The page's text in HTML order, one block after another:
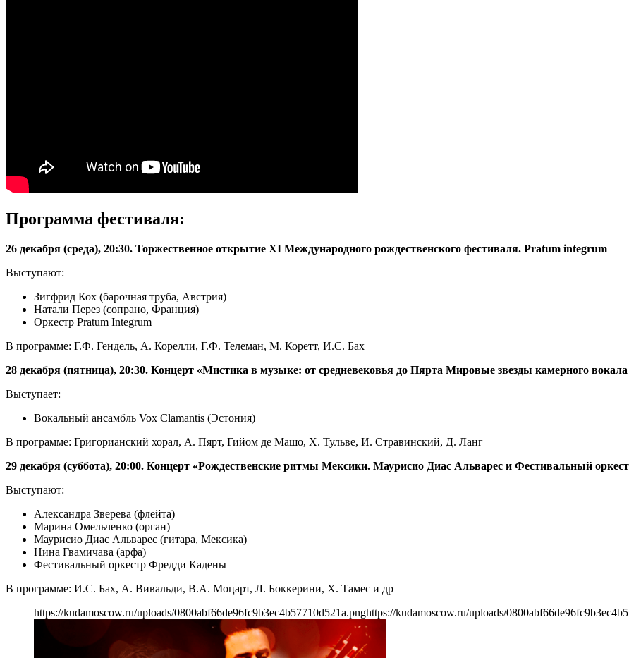
Программа фестиваля:
26 декабря (среда), 20:30. Торжественное открытие XI Международного рождественского фестиваля. Pratum integrum
Выступают:
Зигфрид Кох (барочная труба, Австрия)
Натали Перез (сопрано, Франция)
Оркестр Pratum Integrum
В программе: Г.Ф. Гендель, А. Корелли, Г.Ф. Телеман, М. Коретт, И.С. Бах
28 декабря (пятница), 20:30. Концерт «Мистика в музыке: от средневековья до Пярта Мировые звезды камерного
Выступает:
Вокальный ансамбль Vox Clamantis (Эстония)
В программе: Григорианский хорал, А. Пярт, Гийом де Машо, Х. Тульве, И. Стравинский, Д. Ланг
29 декабря (суббота), 20:00. Концерт «Рождественские ритмы Мексики. Маурисио Диас Альварес и Фестивальный
Выступают:
Александра Зверева (флейта)
Марина Омельченко (орган)
Маурисио Диас Альварес (гитара, Мексика)
Нина Гвамичава (арфа)
Фестивальный оркестр Фредди Кадены
В программе: И.С. Бах, А. Вивальди, В.А. Моцарт, Л. Боккерини, Х. Тамес и др
https://kudamoscow.ru/uploads/0800abf66de96fc9b3ec4b57710d521a.pnghttps://kudamoscow.ru/uploads/